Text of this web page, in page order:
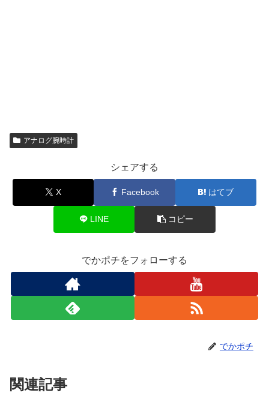
アナログ腕時計
シェアする
X Facebook はてブ
LINE コピー
でかポチをフォローする
でかポチ
関連記事